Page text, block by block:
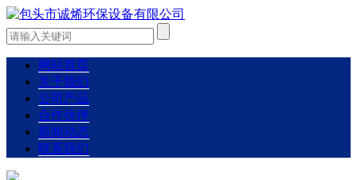
网站首页
关于我们
公司产品
合作伙伴
新闻动态
联系我们